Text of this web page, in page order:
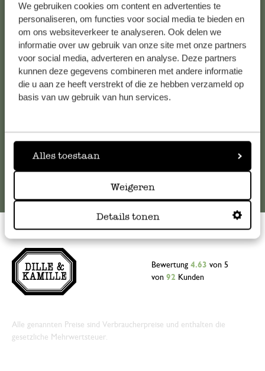
We gebruiken cookies om content en advertenties te
personaliseren, om functies voor social media te bieden en
om ons websiteverkeer te analyseren. Ook delen we
informatie over uw gebruik van onze site met onze partners
voor social media, adverteren en analyse. Deze partners
kunnen deze gegevens combineren met andere informatie
die u aan ze heeft verstrekt of die ze hebben verzameld op
basis van uw gebruik van hun services.
Alles toestaan
Weigeren
Details tonen
Kundenservice/Hilfe
Falls Sie Fragen haben oder Tipps und Hilfe brauchen, wenden
Sie sich bitte an unseren Kundenservice. Oder lesen Sie hier
die Antworten auf häufig gestellte Fragen
Bewertung 4.63 von 5
von 92 Kunden
Alle genannten Preise sind Verbraucherpreise und enthalten die
gesetzliche Mehrwertsteuer.